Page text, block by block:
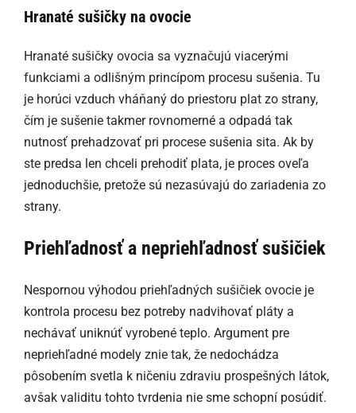
Hranaté sušičky na ovocie
Hranaté sušičky ovocia sa vyznačujú viacerými
funkciami a odlišným princípom procesu sušenia. Tu
je horúci vzduch vháňaný do priestoru plat zo strany,
čím je sušenie takmer rovnomerné a odpadá tak
nutnosť prehadzovať pri procese sušenia sita. Ak by
ste predsa len chceli prehodiť plata, je proces oveľa
jednoduchšie, pretože sú nezasúvajú do zariadenia zo
strany.
Priehľadnosť a nepriehľadnosť sušičiek
Nespornou výhodou priehľadných sušičiek ovocie je
kontrola procesu bez potreby nadvihovať pláty a
nechávať uniknúť vyrobené teplo. Argument pre
nepriehľadné modely znie tak, že nedochádza
pôsobením svetla k ničeniu zdraviu prospešných látok,
avšak validitu tohto tvrdenia nie sme schopní posúdiť.